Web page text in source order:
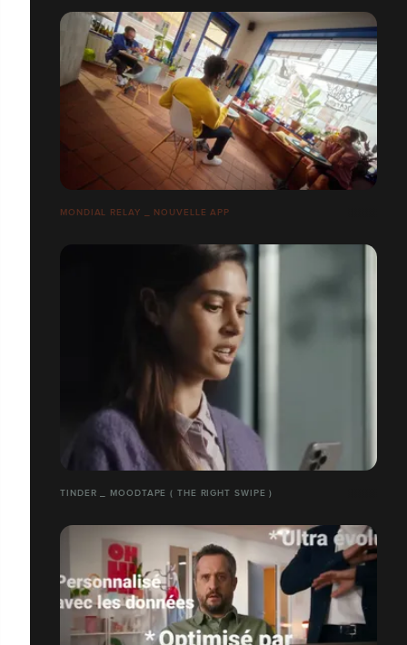
MONDIAL RELAY _ NOUVELLE APP
TINDER _ MOODTAPE ( THE RIGHT SWIPE )